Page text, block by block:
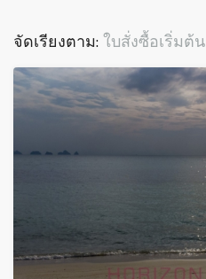
จัดเรียงตาม:ใบสั่งซื้อเริ่มต้น